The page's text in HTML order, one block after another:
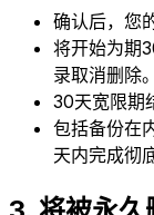
确认后，您
将开始为期
录取消删除。
30天宽限期
包括备份在
天内完成彻